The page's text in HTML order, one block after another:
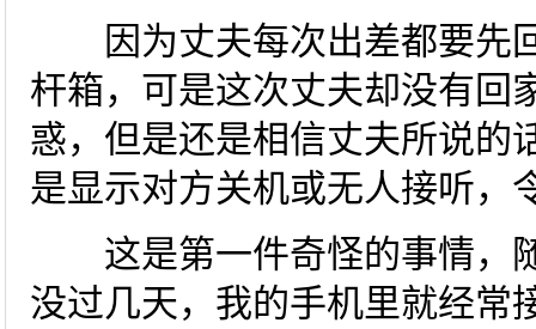
因为丈夫每次出差都要先
杆箱，可是这次丈夫却没有回
惑，但是还是相信丈夫所说的
是显示对方关机或无人接听，
这是第一件奇怪的事情，
没过几天，我的手机里就经常